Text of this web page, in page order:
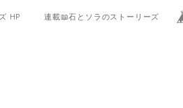
HP 連載📖石とソラのストーリーズ